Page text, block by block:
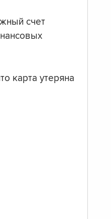
счет
карта утеряна